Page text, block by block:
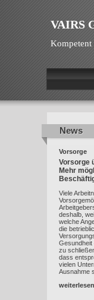
VAIRS
Kompetent
News
News
Vorsorge
Vorsorge
Mehr
Viele
deshalb,
welche
die
Gesundheit
zu
dass
vielen
Ausnahme
weiterlesen